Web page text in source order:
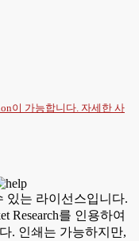
이 가능합니다. 자세한 사
있는 라이선스입니다.
Research를 인용하여
. 인쇄는 가능하지만,